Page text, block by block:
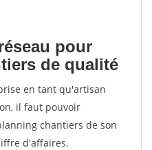
pour
de qualité
en tant qu'artisan
il faut pouvoir
chantiers de son
d'affaires.